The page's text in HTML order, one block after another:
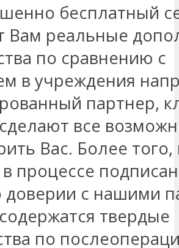
бесплатный
Вам реальные
по сравнению с
в учреждения
партнер,
все
Вас. Более
процессе
доверии с нашими
твердые
по